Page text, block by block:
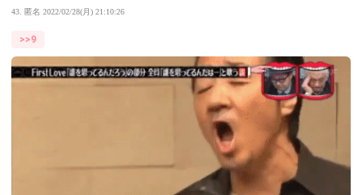
43. 匿名 2022/02/28(月) 21:10:26
>>9